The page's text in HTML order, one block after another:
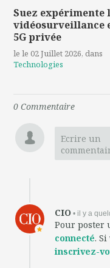
Suez expérimente
vidéosurveillance
5G privée
le le 02 Juillet 2026, dans
Technologies
0 Commentaire
Ecrire un
CIO • il y a
Pour poster
connecté.
inscrivez-